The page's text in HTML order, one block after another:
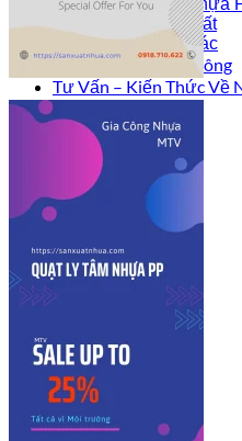
Quạt ly tâm nhựa
buồng hóa chất
Sản phẩm khác
Công Trình Đã Thi Công
Tư Vấn – Kiến Thức Về
Sign Up